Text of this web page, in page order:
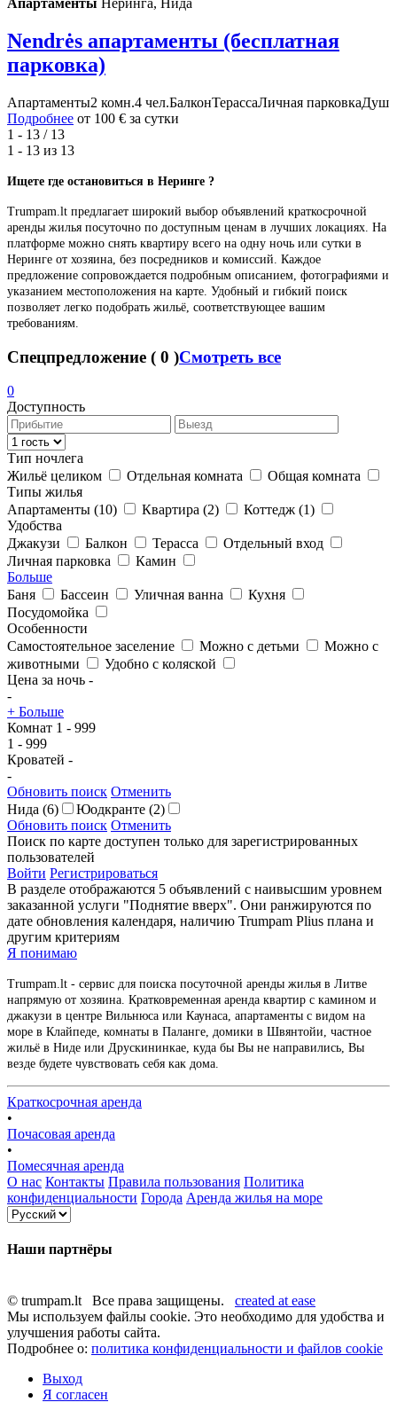
Апартаменты Неринга, Нида
Nendrės апартаменты (бесплатная
парковка)
Апартаменты2 комн.4 чел.БалконТерассаЛичная парковкаДуш
Подробнее от 100 € за сутки
1 - 13 / 13
1 - 13 из 13
Ищете где остановиться в Неринге ?
Trumpam.lt предлагает широкий выбор объявлений краткосрочной
аренды жилья посуточно по доступным ценам в лучших локациях. На
платформе можно снять квартиру всего на одну ночь или сутки в
Неринге от хозяина, без посредников и комиссий. Каждое
предложение сопровождается подробным описанием, фотографиями и
указанием местоположения на карте. Удобный и гибкий поиск
позволяет легко подобрать жильё, соответствующее вашим
требованиям.
Спецпредложение ( 0 )Смотреть все
0
Доступность
Тип ночлега
Жильё целиком
Отдельная комната
Общая комната
Типы жилья
Апартаменты (10) Квартира (2) Коттедж (1)
Удобства
Джакузи
Балкон Терасса
Отдельный вход
Личная парковка
Камин
Больше
Баня
Бассеин Уличная ванна
Кухня
Посудомойка
Особенности
Самостоятельное заселение
Можно с детьми
Можно с
животными
Удобно с коляской
Цена за ночь -
-
+ Больше
Комнат 1 - 999
1 - 999
Кроватей -
-
Обновить поиск Отменить
Нида (6) Юодкранте (2)
Обновить поиск Отменить
Поиск по карте доступен только для зарегистрированных
пользователей
Войти Регистрироваться
В разделе отображаются 5 объявлений с наивысшим уровнем
заказанной услуги "Поднятие вверх". Они ранжируются по
дате обновления календаря, наличию Trumpam Plius плана и
другим критериям
Я понимаю
Trumpam.lt - сервис для поиска посуточной аренды жилья в Литве
напрямую от хозяина. Кратковременная аренда квартир с камином и
джакузи в центре Вильнюса или Каунаса, апартаменты с видом на
море в Клайпеде, комнаты в Паланге, домики в Швянтойи, частное
жильё в Ниде или Друскининкае, куда бы Вы не направились, Вы
везде будете чувствовать себя как дома.
Краткосрочная аренда
•
Почасовая аренда
•
Помесячная аренда
О нас Контакты Правила пользования Политика
конфиденциальности Города Аренда жилья на море
Наши партнёры
© trumpam.lt Все права защищены. created at ease
Мы используем файлы cookie. Это необходимо для удобства и
улучшения работы сайта.
Подробнее о: политика конфиденциальности и файлов cookie
Выход
Я согласен